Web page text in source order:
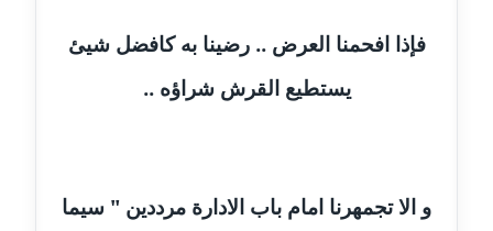
مدونة آمال صالح
عاملة
فإذا افحمنا العرض .. رضينا به كافضل شيئ
يستطيع القرش شراؤه ..
و الا تجمهرنا امام باب الادارة مرددين " سيما